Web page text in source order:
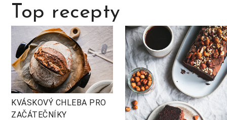
Top recepty
KVÁSKOVÝ CHLEBA PRO
ZAČÁTEČNÍKY